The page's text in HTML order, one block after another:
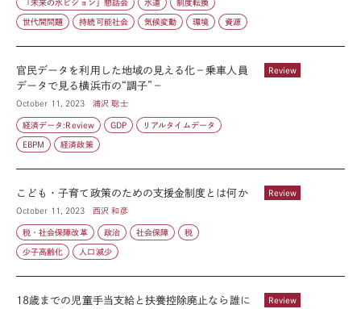
「未来の水ビジョン」懇話会 水道 制度転換
世代間問題 持続可能社会 気候変動 環境 資源
Review
官民データを利用した地域の見える化－乗車人員
データで見る横浜市の“調子”－
October 11, 2023 浦沢 聡士
経済データ:Review GDP リアルタイムデータ
EBPM 経済政策
Review
こども・子育て政策のための支援金制度とは何か
October 11, 2023 西沢 和彦
税・社会保障改革 政治 社会保障 税
少子高齢化 人口減少
Review
18歳までの児童手当支給と扶養控除廃止なら誰に